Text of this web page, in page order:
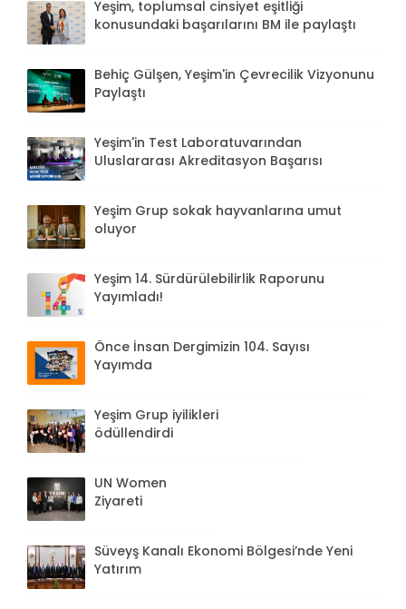
Yeşim, toplumsal cinsiyet eşitliği
konusundaki başarılarını BM ile paylaştı
Behiç Gülşen, Yeşim'in Çevrecilik Vizyonunu
Paylaştı
Yeşim'in Test Laboratuvarından
Uluslararası Akreditasyon Başarısı
Yeşim Grup sokak hayvanlarına umut
oluyor
Yeşim 14. Sürdürülebilirlik Raporunu
Yayımladı!
Önce İnsan Dergimizin 104. Sayısı
Yayımda
Yeşim Grup iyilikleri
ödüllendirdi
UN Women
Ziyareti
Süveyş Kanalı Ekonomi Bölgesi’nde Yeni
Yatırım